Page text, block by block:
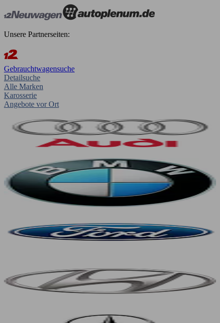
Unsere Partnerseiten:
Gebrauchtwagensuche
Detailsuche
Alle Marken
Karosserie
Angebote vor Ort